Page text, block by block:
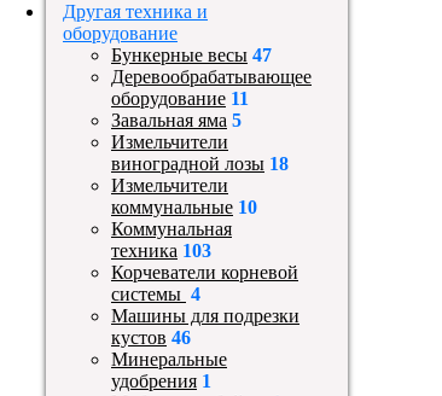
Другая техника и
оборудование
Бункерные весы 47
Деревообрабатывающее
оборудование 11
Завальная яма 5
Измельчители
виноградной лозы 18
Измельчители
коммунальные 10
Коммунальная
техника 103
Корчеватели корневой
системы 4
Машины для подрезки
кустов 46
Минеральные
удобрения 1